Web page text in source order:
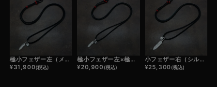
極小フェザー左（メタル）×極小メタルチャーム×鹿革紐×アンティークビーズ/ネックレスカスタム
¥31,900(税込)
極小フェザー左×極小メタルチャーム×鹿革紐×アンティークビーズ/ネックレスカスタム
¥20,900(税込)
小フェザー右（シルバー）×極小メタルチャーム×鹿革紐×アンティークビーズ/ネックレスカスタム
¥25,300(税込)